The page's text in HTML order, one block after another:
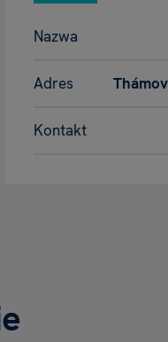
Nazwa
Adres
Kontakt